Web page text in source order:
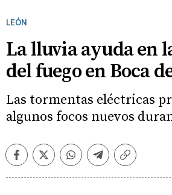
LEÓN
La lluvia ayuda en
del fuego en Boca
Las tormentas eléctricas
algunos focos nuevos
FacebookTwitterWhatsappTelegramCopiar